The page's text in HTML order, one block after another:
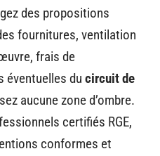
des propositions
fournitures, ventilation
frais de
éventuelles du circuit de
aucune zone d’ombre.
certifiés RGE,
conformes et